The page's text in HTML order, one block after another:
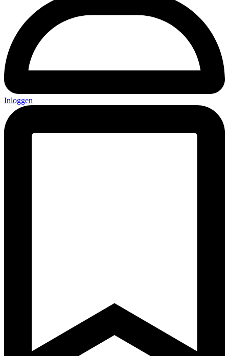
Inloggen